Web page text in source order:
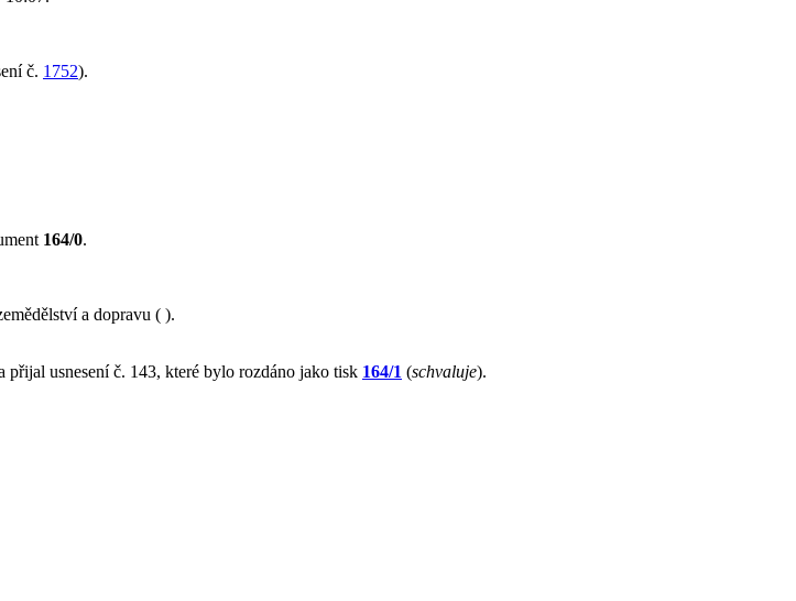
č. 1752).
164/0.
a dopravu ( ).
přijal usnesení č. 143, které bylo rozdáno jako tisk 164/1 (schvaluje).